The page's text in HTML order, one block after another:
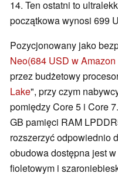
14. Ten ostatni to
początkowa wynosi 699
Pozycjonowany jako
Neo(684 USD w Amazon
przez budżetowy
Lake", przy czym
pomiędzy Core 5 i Core
GB pamięci RAM
rozszerzyć odpowiednio
obudowa dostępna jest
fioletowym i